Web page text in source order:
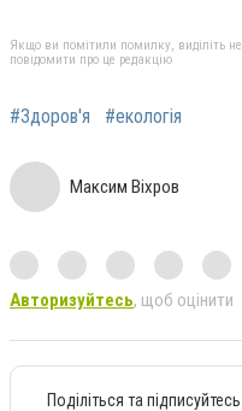
Якщо ви помітили помилку, виділіть
повідомити про це редакцію
#Здоров'я #екологія
Максим Віхров
Авторизуйтесь, щоб оцінити
Поділіться та